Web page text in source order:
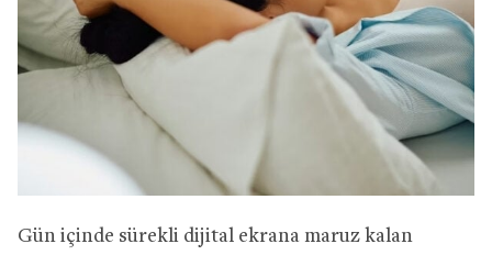
Gün içinde sürekli dijital ekrana maruz kalan